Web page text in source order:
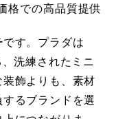
格での高品質提供
です。プラダは
洗練されたミニ
飾よりも、素材
るブランドを選